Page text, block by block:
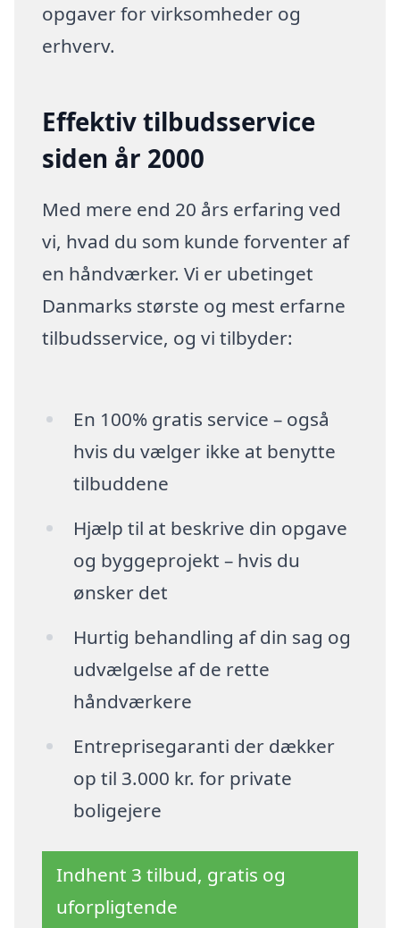
opgaver for virksomheder og
erhverv.
Effektiv tilbudsservice
siden år 2000
Med mere end 20 års erfaring ved
vi, hvad du som kunde forventer af
en håndværker. Vi er ubetinget
Danmarks største og mest erfarne
tilbudsservice, og vi tilbyder:
En 100% gratis service – også
hvis du vælger ikke at benytte
tilbuddene
Hjælp til at beskrive din opgave
og byggeprojekt – hvis du
ønsker det
Hurtig behandling af din sag og
udvælgelse af de rette
håndværkere
Entreprisegaranti der dækker
op til 3.000 kr. for private
boligejere
Indhent 3 tilbud, gratis og
uforpligtende